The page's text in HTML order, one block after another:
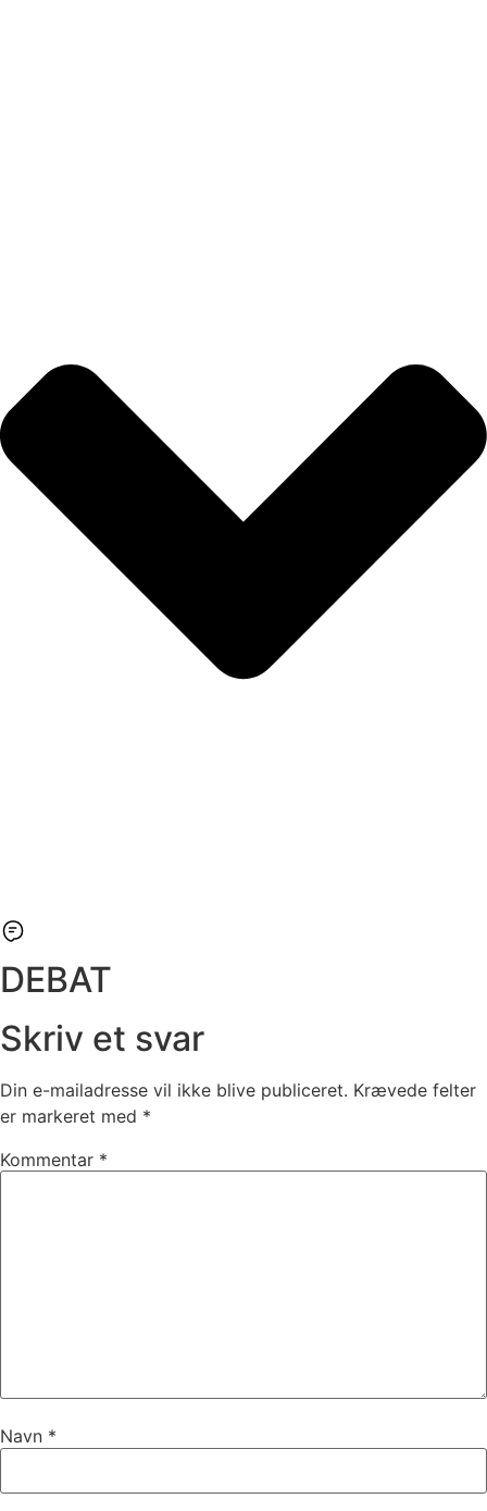
DEBAT
Skriv et svar
Din e-mailadresse vil ikke blive publiceret. Krævede felter
er markeret med *
Kommentar *
Navn *